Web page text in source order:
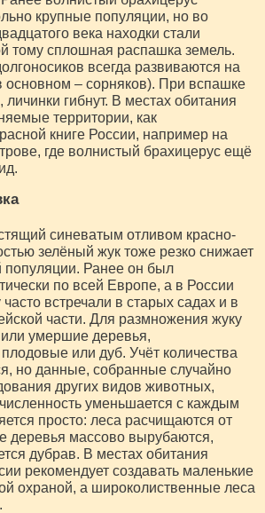
крупные популяции, но во
века находки стали
тому сплошная распашка земель.
всегда развиваются на
основном – сорняков). При вспашке
гибнут. В местах обитания
территории, как
книге России, например на
где волнистый брахицерус ещё
синеватым отливом красно-
зелёный жук тоже резко снижает
популяции. Ранее он был
по всей Европе, а в России
встречали в старых садах и в
части. Для размножения жуку
умершие деревья,
или дуб. Учёт количества
но данные, собранные случайно
других видов животных,
уменьшается с каждым
просто: леса расчищаются от
деревья массово вырубаются,
дубрав. В местах обитания
рекомендует создавать маленькие
охраной, а широколиственные леса